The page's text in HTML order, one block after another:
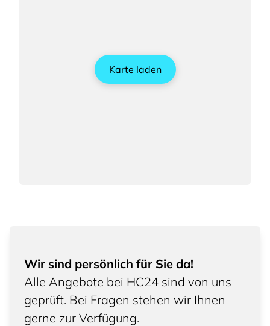
Karte laden
Wir sind persönlich für Sie da!
Alle Angebote bei HC24 sind von uns
geprüft. Bei Fragen stehen wir Ihnen
gerne zur Verfügung.